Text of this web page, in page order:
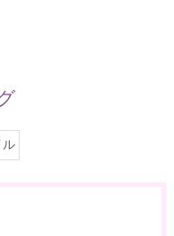
ル